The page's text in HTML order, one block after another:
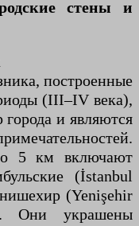
стены и
построенные
(III–IV века),
и являются
5 км включают
(İstanbul
(Yenişehir
Они украшены